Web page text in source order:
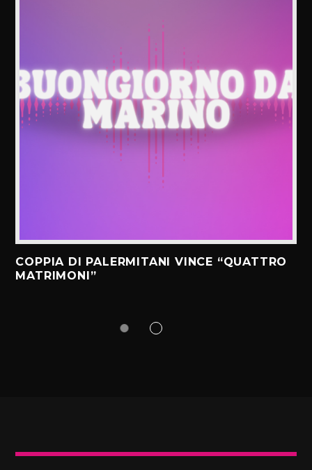
COPPIA DI PALERMITANI VINCE “QUATTRO
MATRIMONI”